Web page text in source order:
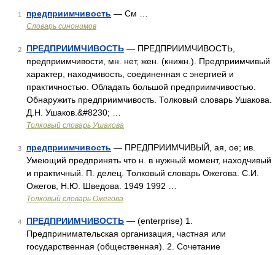
1 предприимчивость — См …
Словарь синонимов
2 ПРЕДПРИИМЧИВОСТЬ — ПРЕДПРИИМЧИВОСТЬ,
предприимчивости, мн. нет, жен. (книжн.). Предприимчивый
характер, находчивость, соединенная с энергией и
практичностью. Обладать большой предприимчивостью.
Обнаружить предприимчивость. Толковый словарь Ушакова.
Д.Н. Ушаков.&#8230; …
Толковый словарь Ушакова
3 предприимчивость — ПРЕДПРИИМЧИВЫЙ, ая, ое; ив.
Умеющий предпринять что н. в нужный момент, находчивый
и практичный. П. делец. Толковый словарь Ожегова. С.И.
Ожегов, Н.Ю. Шведова. 1949 1992 …
Толковый словарь Ожегова
4 ПРЕДПРИИМЧИВОСТЬ — (enterprise) 1.
Предпринимательская организация, частная или
государственная (общественная). 2. Сочетание